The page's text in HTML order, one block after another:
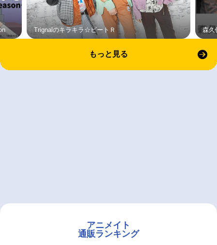
Trignalのキラキラ☆ビートＲ 森久
もっと見る
アニメイト
通販ランキング